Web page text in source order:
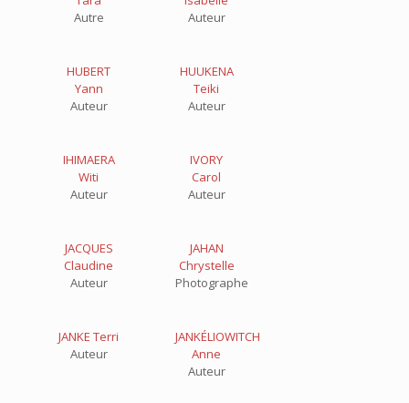
Autre
Auteur
HUBERT
Yann
Auteur
HUUKENA
Teiki
Auteur
IHIMAERA
Witi
Auteur
IVORY
Carol
Auteur
JACQUES
Claudine
Auteur
JAHAN
Chrystelle
Photographe
JANKE Terri
Auteur
JANKÉLIOWITCH
Anne
Auteur